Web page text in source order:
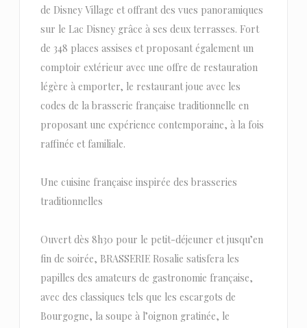
de Disney Village et offrant des vues panoramiques
sur le Lac Disney grâce à ses deux terrasses. Fort
de 348 places assises et proposant également un
comptoir extérieur avec une offre de restauration
légère à emporter, le restaurant joue avec les
codes de la brasserie française traditionnelle en
proposant une expérience contemporaine, à la fois
raffinée et familiale.
Une cuisine française inspirée des brasseries
traditionnelles
Ouvert dès 8h30 pour le petit-déjeuner et jusqu’en
fin de soirée, BRASSERIE Rosalie satisfera les
papilles des amateurs de gastronomie française,
avec des classiques tels que les escargots de
Bourgogne, la soupe à l’oignon gratinée, le